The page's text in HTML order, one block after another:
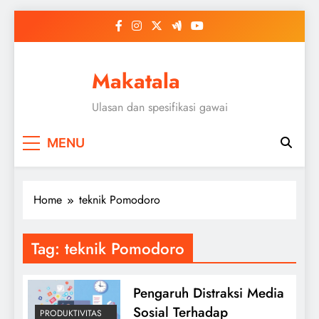
Makatala
Ulasan dan spesifikasi gawai
MENU
Home teknik Pomodoro
Tag: teknik Pomodoro
PRODUKTIVITAS
Pengaruh Distraksi Media
Sosial Terhadap